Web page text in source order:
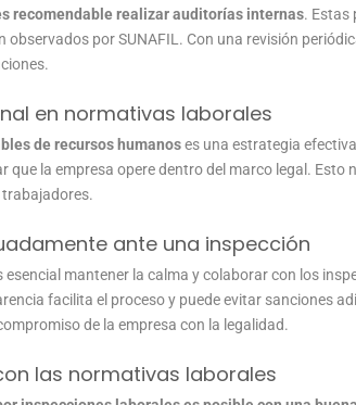
recomendable realizar auditorías internas. Estas
observados por SUNAFIL. Con una revisión
en normativas laborales
de recursos humanoses una estrategia
que la empresa opere dentro del marco legal. Esto
ante una inspección
esencial mantener la calma y colaborar con los
facilita el proceso y puede evitar sanciones
de la empresa con la legalidad.
las normativas laborales